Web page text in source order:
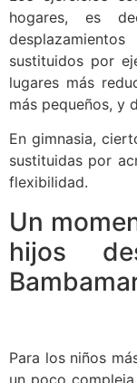
hogares, es
sustituidos por
lugares más
más pequeños, y
En gimnasia,
sustituidas por
flexibilidad.
Un
hijos
Para los niños
un poco